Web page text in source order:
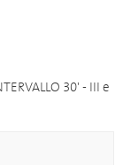
30' - III e